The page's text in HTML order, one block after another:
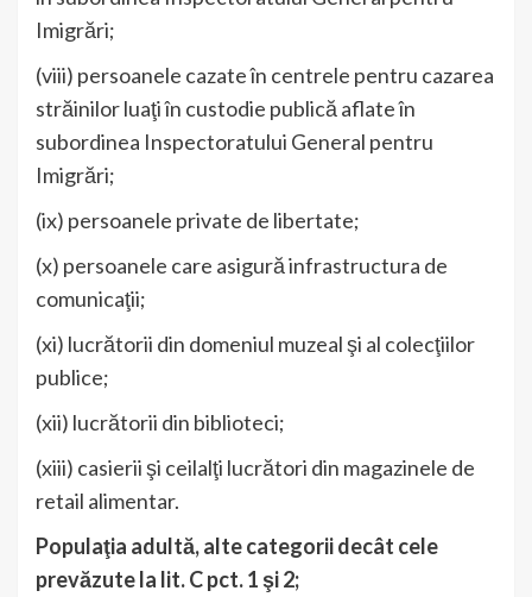
Imigrări;
(viii) persoanele cazate în centrele pentru cazarea
străinilor luaţi în custodie publică aflate în
subordinea Inspectoratului General pentru
Imigrări;
(ix) persoanele private de libertate;
(x) persoanele care asigură infrastructura de
comunicaţii;
(xi) lucrătorii din domeniul muzeal şi al colecţiilor
publice;
(xii) lucrătorii din biblioteci;
(xiii) casierii şi ceilalţi lucrători din magazinele de
retail alimentar.
Populaţia adultă, alte categorii decât cele
prevăzute la lit. C pct. 1 şi 2;